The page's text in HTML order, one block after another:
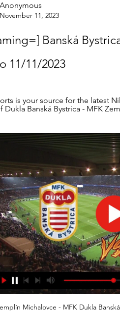
Anonymous
November 11, 2023
Banská
11/11/2023
is your source for the latest
Dukla Banská Bystrica - MFK
Michalovce - MFK Dukla